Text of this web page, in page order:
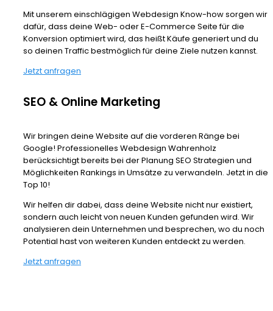
Mit unserem einschlägigen Webdesign Know-how sorgen wir
dafür, dass deine Web- oder E-Commerce Seite für die
Konversion optimiert wird, das heißt Käufe generiert und du
so deinen Traffic bestmöglich für deine Ziele nutzen kannst.
Jetzt anfragen
SEO & Online Marketing
Wir bringen deine Website auf die vorderen Ränge bei
Google! Professionelles Webdesign Wahrenholz
berücksichtigt bereits bei der Planung SEO Strategien und
Möglichkeiten Rankings in Umsätze zu verwandeln. Jetzt in die
Top 10!
Wir helfen dir dabei, dass deine Website nicht nur existiert,
sondern auch leicht von neuen Kunden gefunden wird. Wir
analysieren dein Unternehmen und besprechen, wo du noch
Potential hast von weiteren Kunden entdeckt zu werden.
Jetzt anfragen